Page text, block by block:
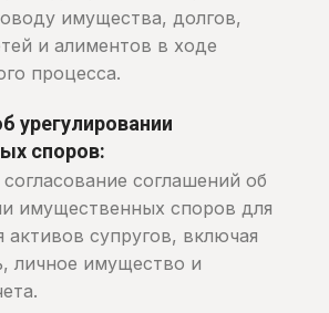
имущества, долгов,
и алиментов в ходе
процесса.
урегулировании
споров:
соглашений об
имущественных споров для
активов супругов, включая
личное имущество и